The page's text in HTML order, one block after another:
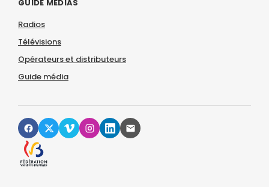
GUIDE MÉDIAS
Radios
Télévisions
Opérateurs et distributeurs
Guide média